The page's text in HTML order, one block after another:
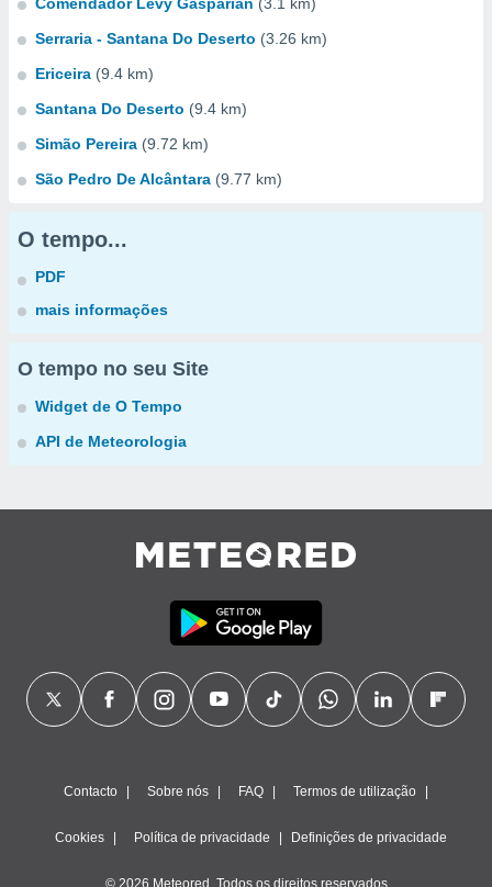
Serraria - Santana Do Deserto (3.26 km)
Ericeira (9.4 km)
Santana Do Deserto (9.4 km)
Simão Pereira (9.72 km)
São Pedro De Alcântara (9.77 km)
O tempo...
PDF
mais informações
O tempo no seu Site
Widget de O Tempo
API de Meteorologia
Contacto Sobre nós FAQ Termos de utilização
Cookies Política de privacidade Definições de privacidade
© 2026 Meteored. Todos os direitos reservados